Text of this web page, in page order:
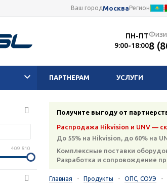
Ваш городМоскваРегион
ПН-ПТ
9:00-18:008
ПАРТНЕРАМ УСЛУГИ
409 810
Получите выгоду от
Распродажа Hikvision и UNV —
До 55% на Hikvision, до 60% на
Комплексные поставки
Разработка и сопровождение
Главная - Продукты - ОПС, СОУЭ -